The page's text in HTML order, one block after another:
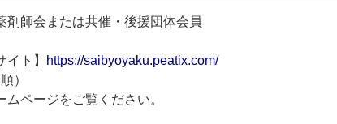
剤師会または共催・後援団体会員
イト】
https://saibyoyaku.peatix.com/
）
ページをご覧ください。